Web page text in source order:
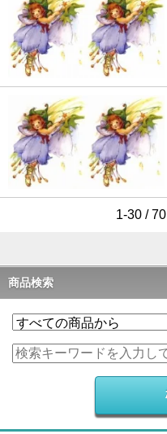
1-30 / 70
商品検索